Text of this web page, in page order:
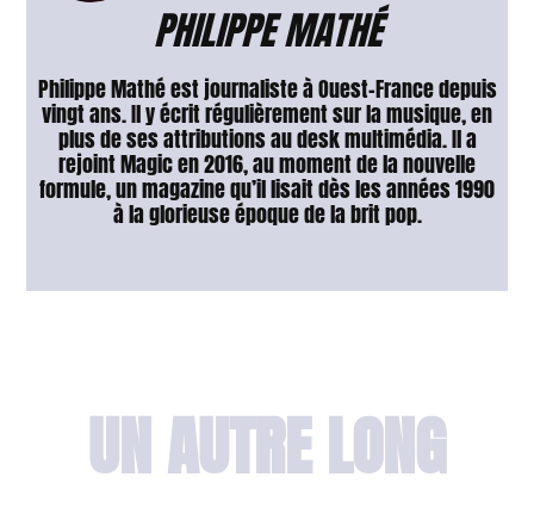
PHILIPPE MATHÉ
Philippe Mathé est journaliste à Ouest-France depuis
vingt ans. Il y écrit régulièrement sur la musique, en
plus de ses attributions au desk multimédia. Il a
rejoint Magic en 2016, au moment de la nouvelle
formule, un magazine qu’il lisait dès les années 1990
à la glorieuse époque de la brit pop.
UN AUTRE LONG